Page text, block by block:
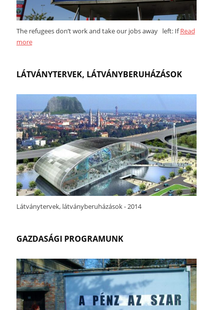
The refugees don’t work and take our jobs away left: IfRead
more
LÁTVÁNYTERVEK, LÁTVÁNYBERUHÁZÁSOK
Látványtervek, látványberuházások - 2014
GAZDASÁGI PROGRAMUNK